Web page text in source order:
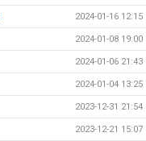
2024-01-16 12:15
2024-01-08 19:00
2024-01-06 21:43
2024-01-04 13:25
2023-12-31 21:54
2023-12-21 15:07